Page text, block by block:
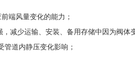
端风量变化的能力；
减少运输、安装、备用存储中因为阀体
道内静压变化影响；